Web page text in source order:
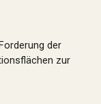
der
zur